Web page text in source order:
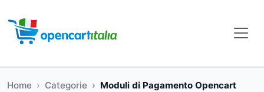
Home Categorie Moduli di Pagamento Opencart